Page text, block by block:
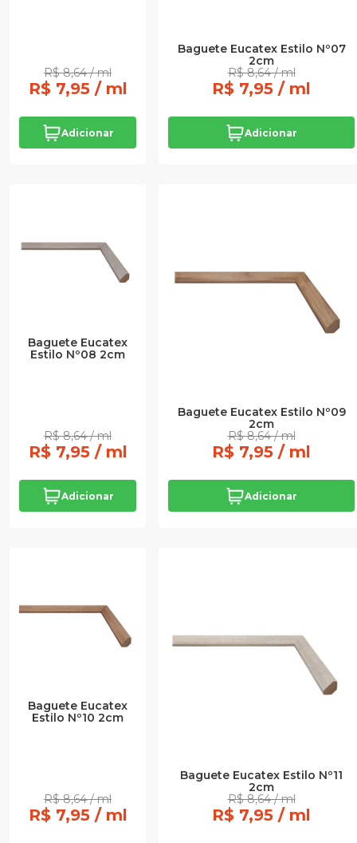
R$ 8,64 / ml
R$ 7,95 / ml
Adicionar
Baguete Eucatex Estilo Nº07
2cm
R$ 8,64 / ml
R$ 7,95 / ml
Adicionar
Baguete Eucatex
Estilo Nº08 2cm
R$ 8,64 / ml
R$ 7,95 / ml
Adicionar
Baguete Eucatex Estilo Nº09
2cm
R$ 8,64 / ml
R$ 7,95 / ml
Adicionar
Baguete Eucatex
Estilo Nº10 2cm
R$ 8,64 / ml
R$ 7,95 / ml
Baguete Eucatex Estilo Nº11
2cm
R$ 8,64 / ml
R$ 7,95 / ml